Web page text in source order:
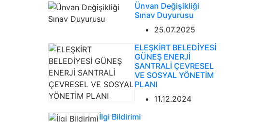
Ünvan Değişikliği
Sınav Duyurusu
25.07.2025
ELEŞKİRT BELEDİYESİ
GÜNEŞ ENERJİ
SANTRALİ ÇEVRESEL
VE SOSYAL YÖNETİM
PLANI
11.12.2024
İlgi Bildirimi